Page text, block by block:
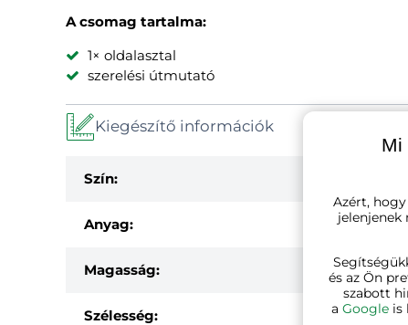
A csomag tartalma:
1× oldalasztal
szerelési útmutató
Kiegészítő információk
Szín:
Anyag:
Magasság:
Szélesség:
Mi
Azért,
jelenjenek
és az Ön
szabott
a Googleis